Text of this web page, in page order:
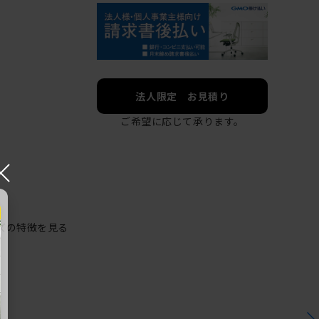
法人限定 お見積り
ご希望に応じて承ります。
の特徴を見る